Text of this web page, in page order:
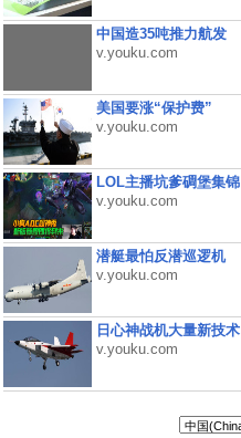
中国造35吨推力航发
v.youku.com
美国要涨“保护费”
v.youku.com
LOL主播坑爹碉堡集锦
v.youku.com
潜艇最怕反潜巡逻机
v.youku.com
日心神战机大量新技术
v.youku.com